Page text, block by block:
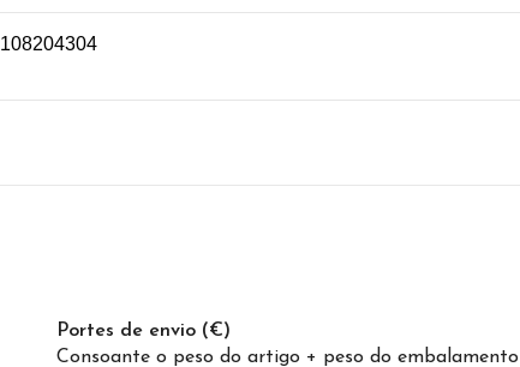
108204304
Portes de envio (€)
Consoante o peso do artigo + peso do embalamento